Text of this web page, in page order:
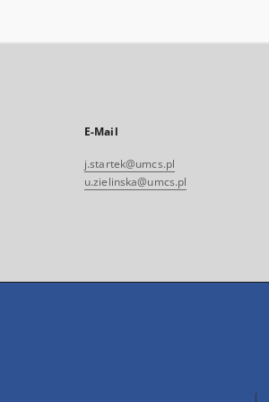
E-Mail
j.startek@umcs.pl
u.zielinska@umcs.pl